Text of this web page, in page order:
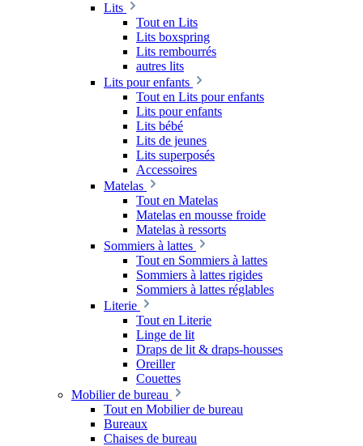
Lits
Tout en Lits
Lits boxspring
Lits rembourrés
autres lits
Lits pour enfants
Tout en Lits pour enfants
Lits pour enfants
Lits bébé
Lits de jeunes
Lits superposés
Accessoires
Matelas
Tout en Matelas
Matelas en mousse froide
Matelas à ressorts
Sommiers à lattes
Tout en Sommiers à lattes
Sommiers à lattes rigides
Sommiers à lattes réglables
Literie
Tout en Literie
Linge de lit
Draps de lit & draps-housses
Oreiller
Couettes
Mobilier de bureau
Tout en Mobilier de bureau
Bureaux
Chaises de bureau